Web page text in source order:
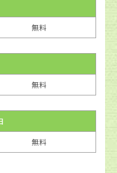
無料
無料
無料